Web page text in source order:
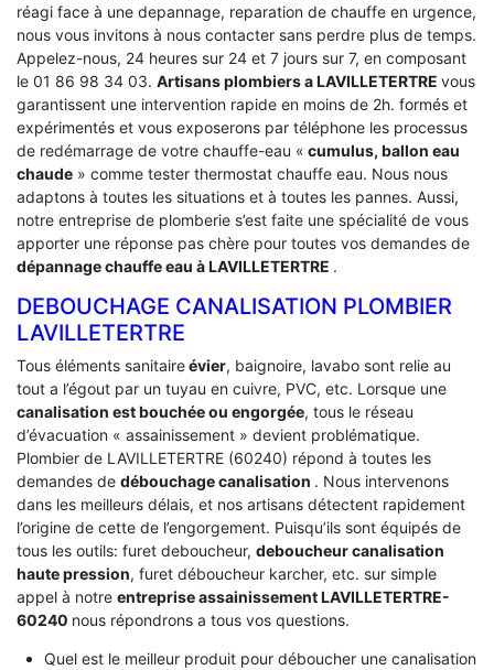
réagi face à une depannage, reparation de chauffe en urgence,
nous vous invitons à nous contacter sans perdre plus de temps.
Appelez-nous, 24 heures sur 24 et 7 jours sur 7, en composant
le 01 86 98 34 03. Artisans plombiers a LAVILLETERTRE vous
garantissent une intervention rapide en moins de 2h. formés et
expérimentés et vous exposerons par téléphone les processus
de redémarrage de votre chauffe-eau « cumulus, ballon eau
chaude » comme tester thermostat chauffe eau. Nous nous
adaptons à toutes les situations et à toutes les pannes. Aussi,
notre entreprise de plomberie s’est faite une spécialité de vous
apporter une réponse pas chère pour toutes vos demandes de
dépannage chauffe eau à LAVILLETERTRE .
DEBOUCHAGE CANALISATION PLOMBIER
LAVILLETERTRE
Tous éléments sanitaireévier, baignoire, lavabo sont relie au
tout a l’égout par un tuyau en cuivre, PVC, etc. Lorsque une
canalisation est bouchée ou engorgée, tous le réseau
d’évacuation « assainissement » devient problématique.
Plombier de LAVILLETERTRE (60240) répond à toutes les
demandes de débouchage canalisation . Nous intervenons
dans les meilleurs délais, et nos artisans détectent rapidement
l’origine de cette de l’engorgement. Puisqu’ils sont équipés de
tous les outils: furet deboucheur, deboucheur canalisation
haute pression, furet déboucheur karcher, etc. sur simple
appel à notre entreprise assainissement LAVILLETERTRE-
60240 nous répondrons a tous vos questions.
Quel est le meilleur produit pour déboucher une canalisation